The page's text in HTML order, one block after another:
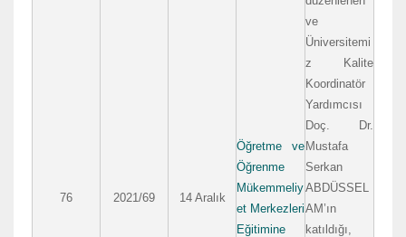
76 2021/69 14 Aralık
Öğretme ve
Öğrenme
Mükemmeliy
et Merkezleri
Eğitimine
ve
Üniversitemi
z Kalite
Koordinatör
Yardımcısı
Doç. Dr.
Mustafa
Serkan
ABDÜSSEL
AM’ın
katıldığı,